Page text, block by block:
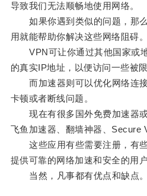
导致我们无法顺畅地使用网络。
如果你遇到类似的问题，那么
用就能帮助你解决这些网络阻碍。
VPN可让你通过其他国家或
的真实IP地址，以便访问一些被
而加速器则可以优化网络连接
卡顿或者断线问题。
现在有很多国外免费加速器或
飞鱼加速器、翻墙神器、Secure
这些应用有些需要注册，有些
提供可靠的网络加速和安全的用户
当然，凡事都有优点和缺点。